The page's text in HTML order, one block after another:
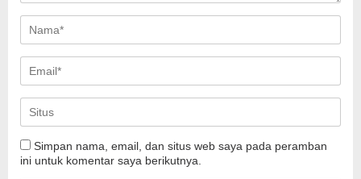
Simpan nama, email, dan situs web saya pada peramban
ini untuk komentar saya berikutnya.